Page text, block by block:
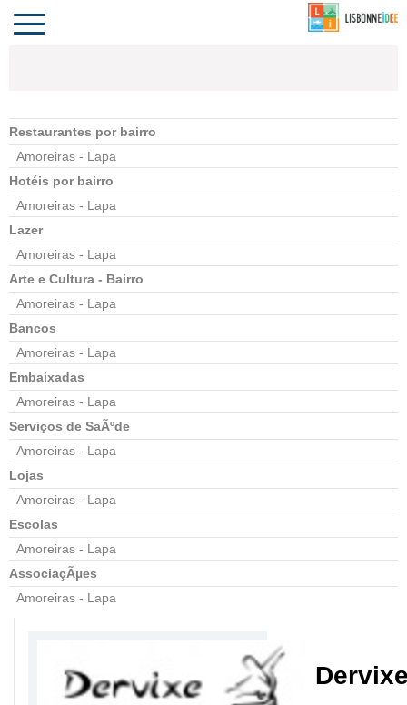
PORTUGAL
Toggle
navigation
Restaurantes por bairro
Amoreiras - Lapa
Hotéis por bairro
Amoreiras - Lapa
Lazer
Amoreiras - Lapa
Arte e Cultura - Bairro
Amoreiras - Lapa
Bancos
Amoreiras - Lapa
Embaixadas
Amoreiras - Lapa
Serviços de SaÃºde
Amoreiras - Lapa
Lojas
Amoreiras - Lapa
Escolas
Amoreiras - Lapa
AssociaçÃµes
Amoreiras - Lapa